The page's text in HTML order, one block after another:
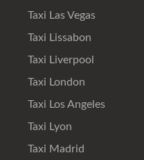
Taxi Las Vegas
Taxi Lissabon
Taxi Liverpool
Taxi London
Taxi Los Angeles
Taxi Lyon
Taxi Madrid